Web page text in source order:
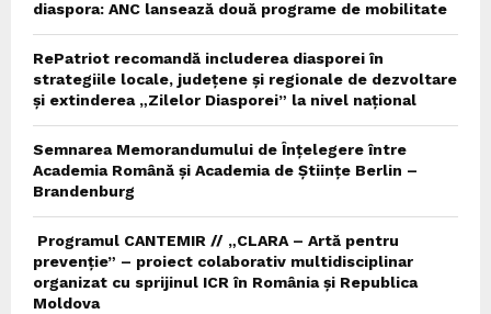
diaspora: ANC lansează două programe de mobilitate
RePatriot recomandă includerea diasporei în
strategiile locale, județene și regionale de dezvoltare
și extinderea „Zilelor Diasporei” la nivel național
Semnarea Memorandumului de Înțelegere între
Academia Română și Academia de Științe Berlin –
Brandenburg
Programul CANTEMIR // „CLARA – Artă pentru
prevenție” – proiect colaborativ multidisciplinar
organizat cu sprijinul ICR în România și Republica
Moldova